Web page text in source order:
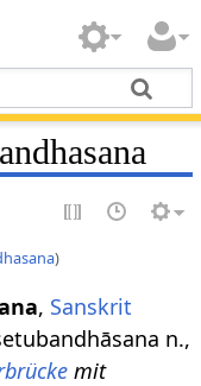
)
, Sanskrit
n.,
mit